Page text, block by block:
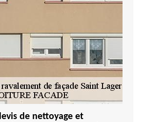
de nettoyage et